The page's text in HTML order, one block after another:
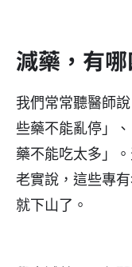
減藥，有
我們常常聽醫師
些藥不能亂停」
藥不能吃太多」
老實說，這些專
就下山了。